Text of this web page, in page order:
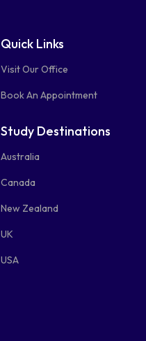
Quick Links
Visit Our Office
Book An Appointment
Study Destinations
Australia
Canada
New Zealand
UK
USA